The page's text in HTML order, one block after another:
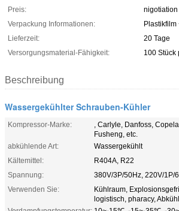
Preis:
nigotiation
Verpackung Informationen:
Plastikfilm
Lieferzeit:
20 Tage
Versorgungsmaterial-Fähigkeit:
100 Stück
Beschreibung
Wassergekühlter Schrauben-Kühler
Kompressor-Marke:
, Carlyle, Danfoss,
Fusheng, etc.
abkühlende Art:
Wassergekühlt
Kältemittel:
R404A, R22
Spannung:
380V/3P/50Hz, 220V/1P/
Verwenden Sie:
Kühlraum,
logistisch, pharacy,